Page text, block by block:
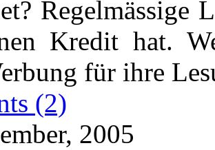
Regelmässige
Kredit hat.
für ihre
(2)
2005